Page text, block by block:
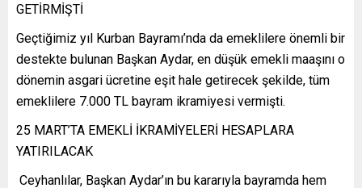
GETİRMİŞTİ
Geçtiğimiz yıl Kurban Bayramı’nda da emeklilere önemli bir
destekte bulunan Başkan Aydar, en düşük emekli maaşını o
dönemin asgari ücretine eşit hale getirecek şekilde, tüm
emeklilere 7.000 TL bayram ikramiyesi vermişti.
25 MART’TA EMEKLİ İKRAMİYELERİ HESAPLARA
YATIRILACAK
Ceyhanlılar, Başkan Aydar’ın bu kararıyla bayramda hem